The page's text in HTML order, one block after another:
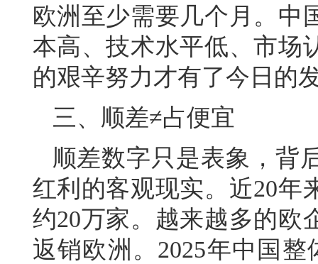
欧洲至少需要几个月。中
本高、技术水平低、市场
的艰辛努力才有了今日的
三、顺差≠占便宜
顺差数字只是表象，背
红利的客观现实。近20年
约20万家。越来越多的欧
返销欧洲。2025年中国